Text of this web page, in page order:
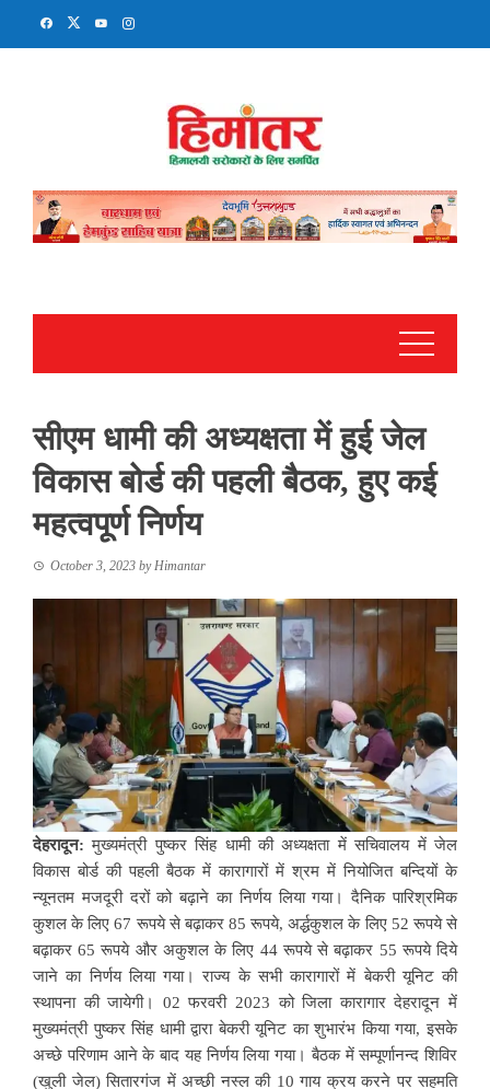
सीएम धामी की अध्यक्षता में हुई जेल
विकास बोर्ड की पहली बैठक, हुए कई
महत्वपूर्ण निर्णय
October 3, 2023 byHimantar
देहरादून: मुख्यमंत्री पुष्कर सिंह धामी की अध्यक्षता में सचिवालय में जेल
विकास बोर्ड की पहली बैठक में कारागारों में श्रम में नियोजित बन्दियों के
न्यूनतम मजदूरी दरों को बढ़ाने का निर्णय लिया गया। दैनिक पारिश्रमिक
कुशल के लिए 67 रूपये से बढ़ाकर 85 रूपये, अर्द्धकुशल के लिए 52 रूपये से
बढ़ाकर 65 रूपये और अकुशल के लिए 44 रूपये से बढ़ाकर 55 रूपये दिये
जाने का निर्णय लिया गया। राज्य के सभी कारागारों में बेकरी यूनिट की
स्थापना की जायेगी। 02 फरवरी 2023 को जिला कारागार देहरादून में
मुख्यमंत्री पुष्कर सिंह धामी द्वारा बेकरी यूनिट का शुभारंभ किया गया, इसके
अच्छे परिणाम आने के बाद यह निर्णय लिया गया। बैठक में सम्पूर्णानन्द शिविर
(खुली जेल) सितारगंज में अच्छी नस्ल की 10 गाय क्रय करने पर सहमति